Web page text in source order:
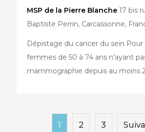
MSP de la Pierre Blanche17 bis
Baptiste Perrin, Carcassonne,
Dépistage du cancer du sein
femmes de 50 à 74 ans n'ayant
mammographie depuis au moins
1 2 3